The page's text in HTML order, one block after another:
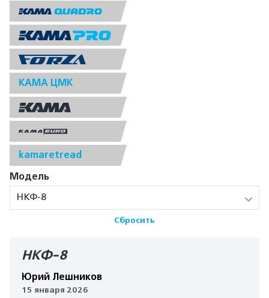
КАМА ЦМК
kamaretread
Модель
НКФ-8
Сбросить
НКФ-8
Юрий Лешников
15 января 2026